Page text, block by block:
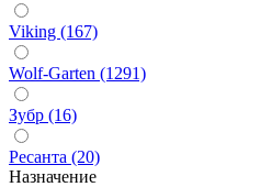
Viking (167)
Wolf-Garten (1291)
Зубр (16)
Ресанта (20)
Назначение